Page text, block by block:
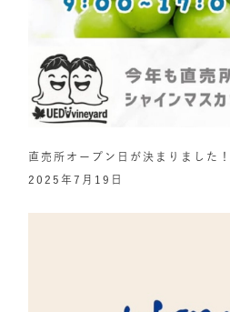
直売所オープン日が決まりました！
2025年7月19日